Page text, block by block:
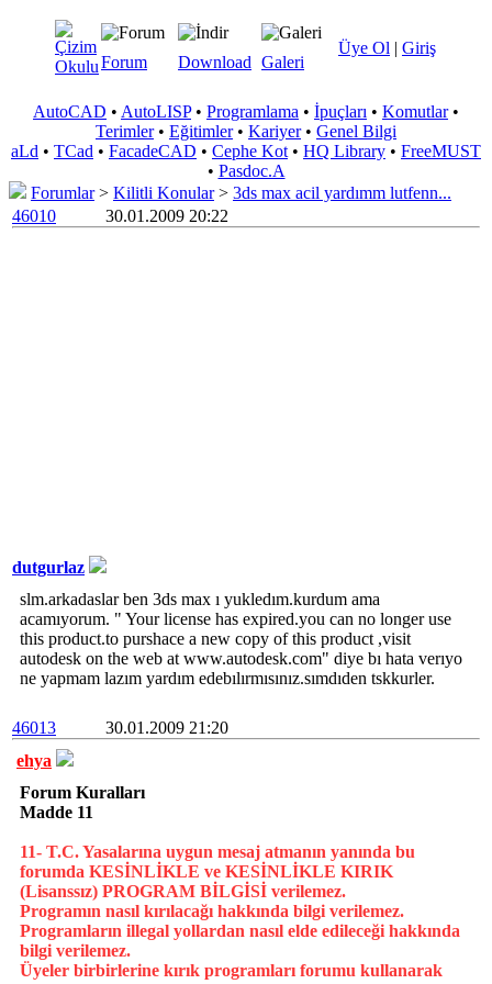
Üye Ol | Giriş
Forum Download Galeri
AutoCAD • AutoLISP• Programlama • İpuçları • Komutlar•
Terimler• Eğitimler• Kariyer• Genel Bilgi
aLd • TCad • FacadeCAD • Cephe Kot • HQ Library • FreeMUST
• Pasdoc.A
Forumlar> Kilitli Konular> 3ds max acil yardımm lutfenn...
46010
30.01.2009 20:22
dutgurlaz
slm.arkadaslar ben 3ds max ı yukledım.kurdum ama
acamıyorum. " Your license has expired.you can no longer use
this product.to purshace a new copy of this product ,visit
autodesk on the web at www.autodesk.com" diye bı hata verıyo
ne yapmam lazım yardım edebılırmısınız.sımdıden tskkurler.
46013
30.01.2009 21:20
ehya
Forum Kuralları
Madde 11
11- T.C. Yasalarına uygun mesaj atmanın yanında bu
forumda KESİNLİKLE ve KESİNLİKLE KIRIK
(Lisanssız) PROGRAM BİLGİSİ verilemez.
Programın nasıl kırılacağı hakkında bilgi verilemez.
Programların illegal yollardan nasıl elde edileceği hakkında
bilgi verilemez.
Üyeler birbirlerine kırık programları forumu kullanarak